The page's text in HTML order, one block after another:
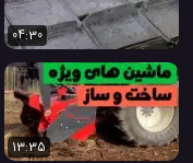
04:30
13:35